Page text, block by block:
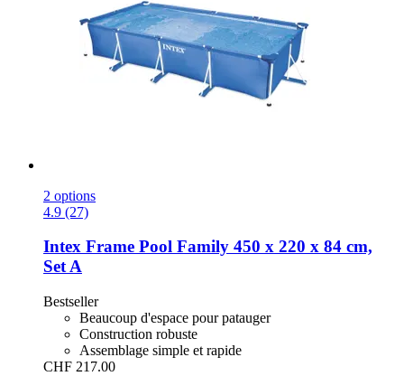
2 options
4.9 (27)
Intex Frame Pool Family 450 x 220 x 84 cm,
Set A
Bestseller
Beaucoup d'espace pour patauger
Construction robuste
Assemblage simple et rapide
CHF 217.00